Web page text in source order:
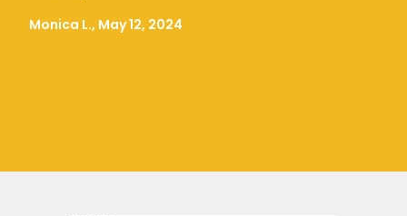
Monica L., May 12, 2024